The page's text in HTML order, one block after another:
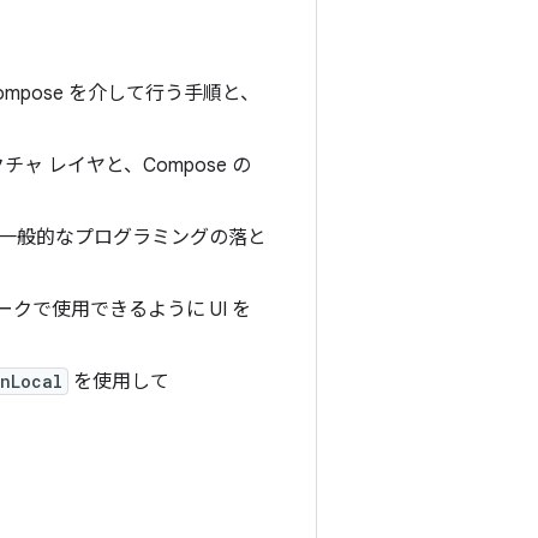
を介して行う手順と、
ャ レイヤと、Compose の
般的なプログラミングの落と
クで使用できるように UI を
を使用して